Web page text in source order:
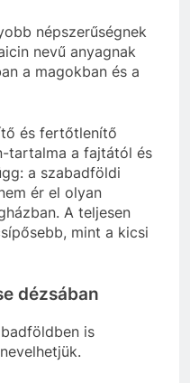
népszerűségnek
nevű anyagnak
a magokban és a
és fertőtlenítő
tartalma a fajtától és
a szabadföldi
ér el olyan
A teljesen
mint a kicsi
dézsában
is